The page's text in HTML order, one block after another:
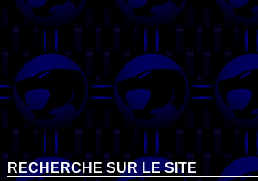
RECHERCHE SUR LE SITE